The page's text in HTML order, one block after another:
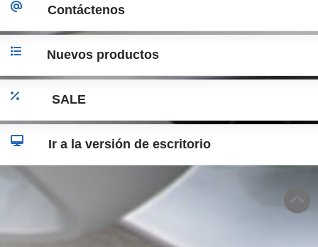
Contáctenos
Nuevos productos
SALE
Ir a la versión de escritorio